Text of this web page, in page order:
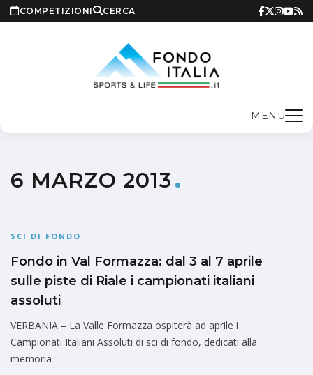
COMPETIZIONI CERCA
MENU
6 MARZO 2013
SCI DI FONDO
Fondo in Val Formazza: dal 3 al 7 aprile
sulle piste di Riale i campionati italiani
assoluti
VERBANIA – La Valle Formazza ospiterà ad aprile i
Campionati Italiani Assoluti di sci di fondo, dedicati alla
memoria